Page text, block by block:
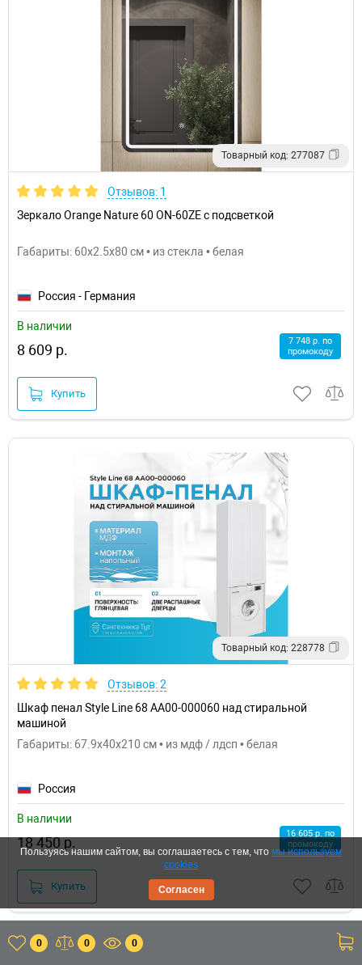
Товарный код: 277087
Отзывов: 1
Зеркало Orange Nature 60 ON-60ZE с подсветкой
Габариты: 60x2.5x80 см • из стекла • белая
Россия - Германия
В наличии
8 609 р.
7 748 р. по
промокоду
Купить
Товарный код: 228778
Отзывов: 2
Шкаф пенал Style Line 68 АА00-000060 над стиральной
машиной
Габариты: 67.9x40x210 см • из мдф / лдсп • белая
Россия
В наличии
18 450 р.
16 605 р. по
промокоду
Купить
Акция + еще акции
0 0 0
Пользуясь нашим сайтом, вы соглашаетесь с тем, что мы используем
cookies
Согласен